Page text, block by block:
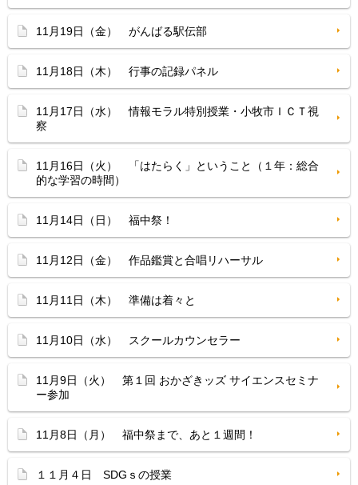
11月19日（金） がんばる駅伝部
11月18日（木） 行事の記録パネル
11月17日（水） 情報モラル特別授業・小牧市ＩＣＴ視
察
11月16日（火） 「はたらく」ということ（１年：総合
的な学習の時間）
11月14日（日） 福中祭！
11月12日（金） 作品鑑賞と合唱リハーサル
11月11日（木） 準備は着々と
11月10日（水） スクールカウンセラー
11月9日（火） 第１回 おかざきッズ サイエンスセミナ
ー参加
11月8日（月） 福中祭まで、あと１週間！
１１月４日 SDGｓの授業